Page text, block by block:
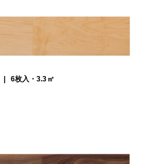
6枚入・3.3㎡